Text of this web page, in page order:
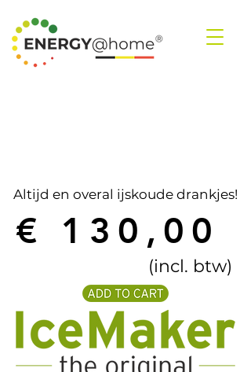
Altijd en overal ijskoude drankjes!
€ 130,00
(incl. btw)